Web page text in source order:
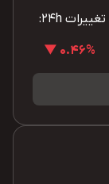
تغییرات 24h:
0.46% ▼